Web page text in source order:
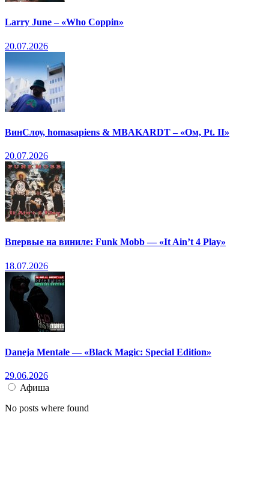
Larry June – «Who Coppin»
20.07.2026
ВинСлоу, homasapiens & MBAKARDT – «Ом, Pt. II»
20.07.2026
Впервые на виниле: Funk Mobb — «It Ain’t 4 Play»
18.07.2026
Daneja Mentale — «Black Magic: Special Edition»
29.06.2026
Афиша
No posts where found